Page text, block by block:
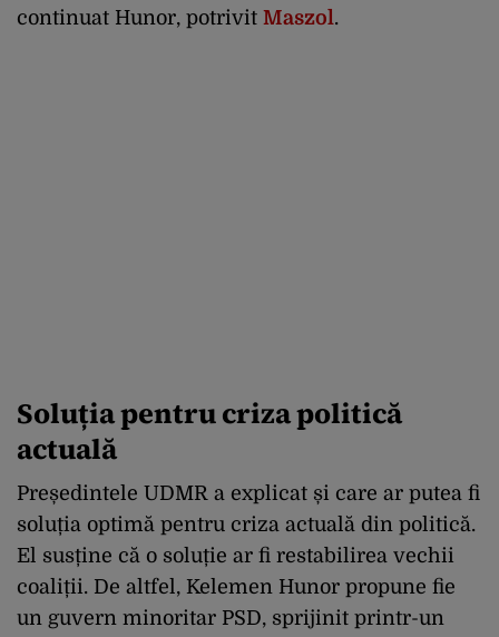
continuat Hunor, potrivit Maszol.
Soluția pentru criza politică
actuală
Președintele UDMR a explicat și care ar putea fi
soluția optimă pentru criza actuală din politică.
El susține că o soluție ar fi restabilirea vechii
coaliții. De altfel, Kelemen Hunor propune fie
un guvern minoritar PSD, sprijinit printr-un